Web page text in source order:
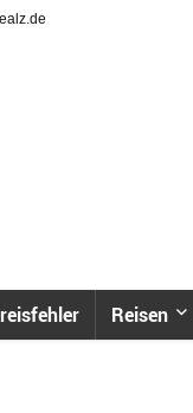
Reisen